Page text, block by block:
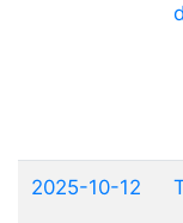
2025-10-12